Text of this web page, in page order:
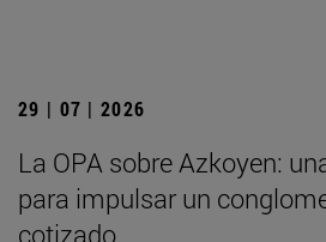
29 | 07 | 2026
La OPA sobre Azkoyen:
para impulsar un
cotizado